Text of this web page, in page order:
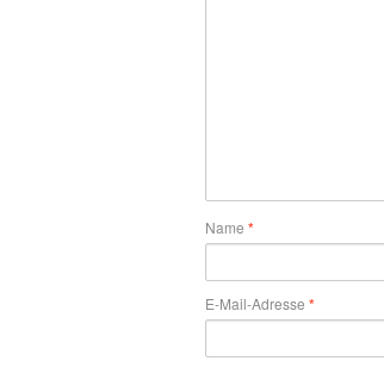
Name *
E-Mail-Adresse *